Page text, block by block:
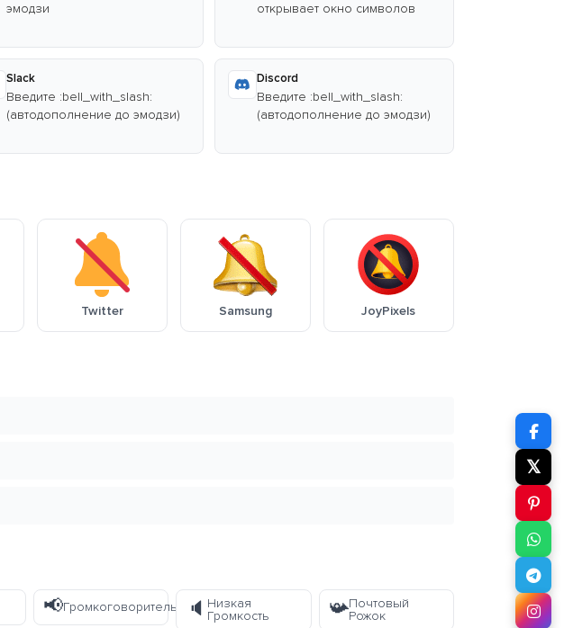
эмодзи
открывает окно символов
Slack
Введите :bell_with_slash:
(автодополнение до эмодзи)
Discord
Введите :bell_with_slash:
(автодополнение до эмодзи)
Twitter Samsung JoyPixels
📢Громкоговоритель 🔈 Низкая
Громкость
📯Почтовый
Рожок
𝕏